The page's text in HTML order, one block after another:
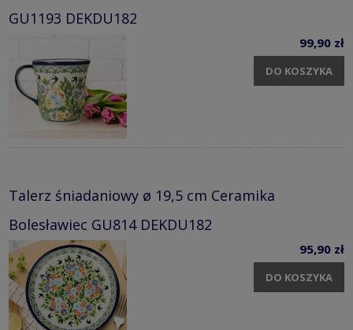
GU1193 DEKDU182
99,90 zł
DO KOSZYKA
Talerz śniadaniowy ø 19,5 cm Ceramika
Bolesławiec GU814 DEKDU182
95,90 zł
DO KOSZYKA